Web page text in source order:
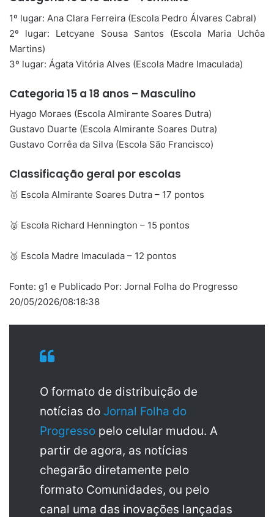
1º lugar: Ana Clara Ferreira (Escola Pedro Álvares Cabral)
2º lugar: Letcyane Sousa Santos (Escola Maria Uchôa
Martins)
3º lugar: Ágata Vitória Alves (Escola Madre Imaculada)
Categoria 15 a 18 anos – Masculino
Hyago Moraes (Escola Almirante Soares Dutra)
Gustavo Duarte (Escola Almirante Soares Dutra)
Gustavo Corrêa da Silva (Escola São Francisco)
Classificação geral por escolas
🥇 Escola Almirante Soares Dutra – 17 pontos
🥈 Escola Richard Hennington – 15 pontos
🥉 Escola Madre Imaculada – 12 pontos
Fonte: g1 e Publicado Por: Jornal Folha do Progresso
20/05/2026/08:18:38
O formato de distribuição de
notícias do Jornal Folha do
Progresso pelo celular mudou. A
partir de agora, as notícias
chegarão diretamente pelo
formato Comunidades, ou pelo
canal uma das inovações lançadas